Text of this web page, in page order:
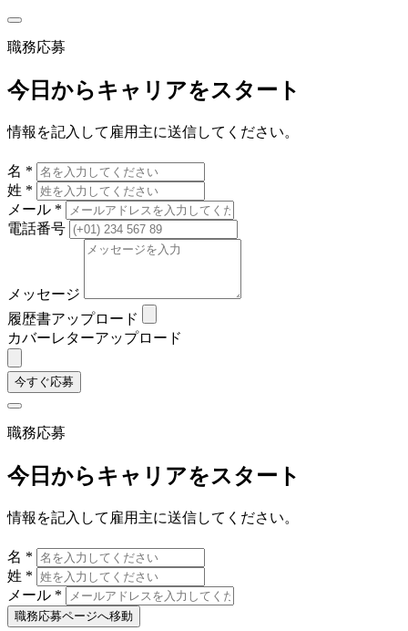
職務応募
今日からキャリアをスタート
情報を記入して雇用主に送信してください。
名 *
姓 *
メール *
電話番号
メッセージ
履歴書アップロード
カバーレターアップロード
今すぐ応募
職務応募
今日からキャリアをスタート
情報を記入して雇用主に送信してください。
名 *
姓 *
メール *
職務応募ページへ移動